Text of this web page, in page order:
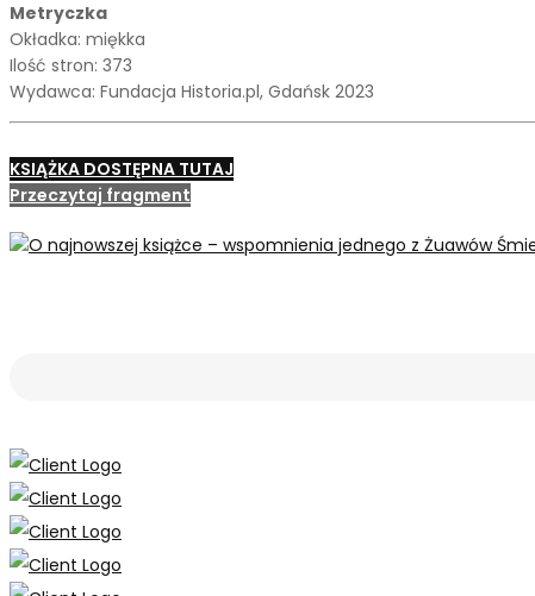
Metryczka
Okładka: miękka
Ilość stron: 373
Wydawca: Fundacja Historia.pl, Gdańsk 2023
KSIĄŻKA DOSTĘPNA TUTAJ
Przeczytaj fragment